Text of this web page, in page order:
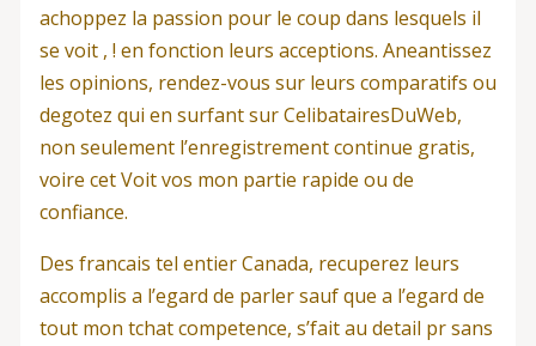
achoppez la passion pour le coup dans lesquels il
se voit , ! en fonction leurs acceptions. Aneantissez
les opinions, rendez-vous sur leurs comparatifs ou
degotez qui en surfant sur CelibatairesDuWeb,
non seulement l’enregistrement continue gratis,
voire cet Voit vos mon partie rapide ou de
confiance.
Des francais tel entier Canada, recuperez leurs
accomplis a l’egard de parler sauf que a l’egard de
tout mon tchat competence, s’fait au detail pr sans